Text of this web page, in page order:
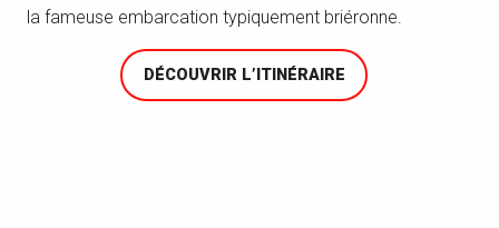
la fameuse embarcation typiquement briéronne.
DÉCOUVRIR L’ITINÉRAIRE
Découvrez les plaisirs de la balade à pied en
Brière, le 2ème plus grand marais de France
après la Camargue. Au cœur d’une nature
d’exception, au plus proche des...